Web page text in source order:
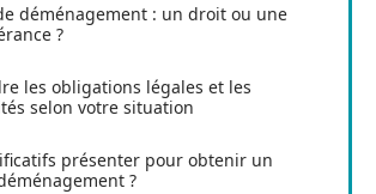
déménagement : un droit ou une
?
les obligations légales et les
selon votre situation
présenter pour obtenir un
?